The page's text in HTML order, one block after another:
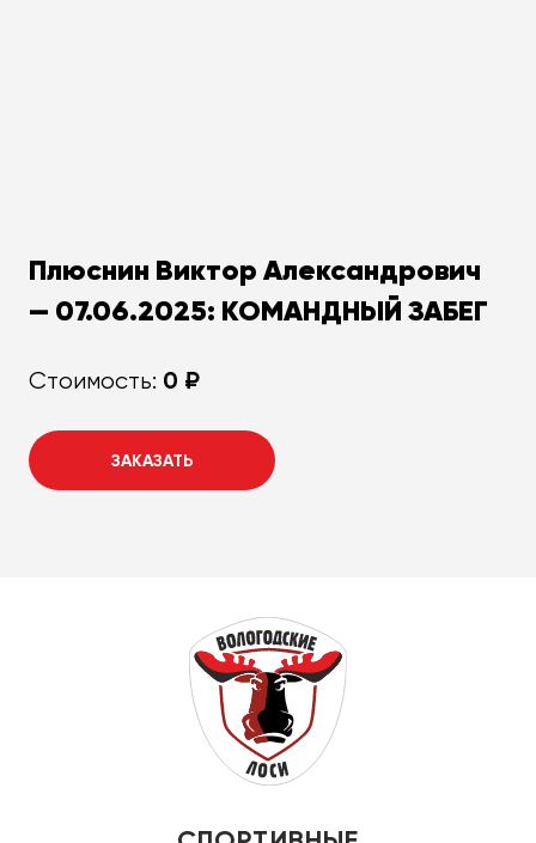
Плюснин Виктор Александрович
— 07.06.2025: КОМАНДНЫЙ ЗАБЕГ
Стоимость: 0 ₽
ЗАКАЗАТЬ